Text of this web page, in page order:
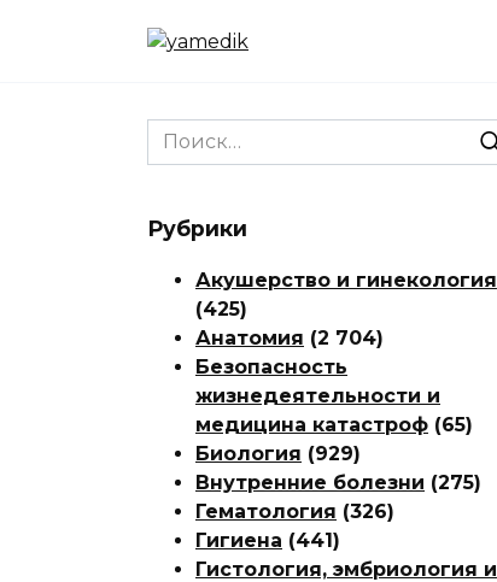
Search
for:
Рубрики
Акушерство и гинекология
(425)
Анатомия (2 704)
Безопасность
жизнедеятельности и
медицина катастроф (65)
Биология (929)
Внутренние болезни (275)
Гематология (326)
Гигиена (441)
Гистология, эмбриология и